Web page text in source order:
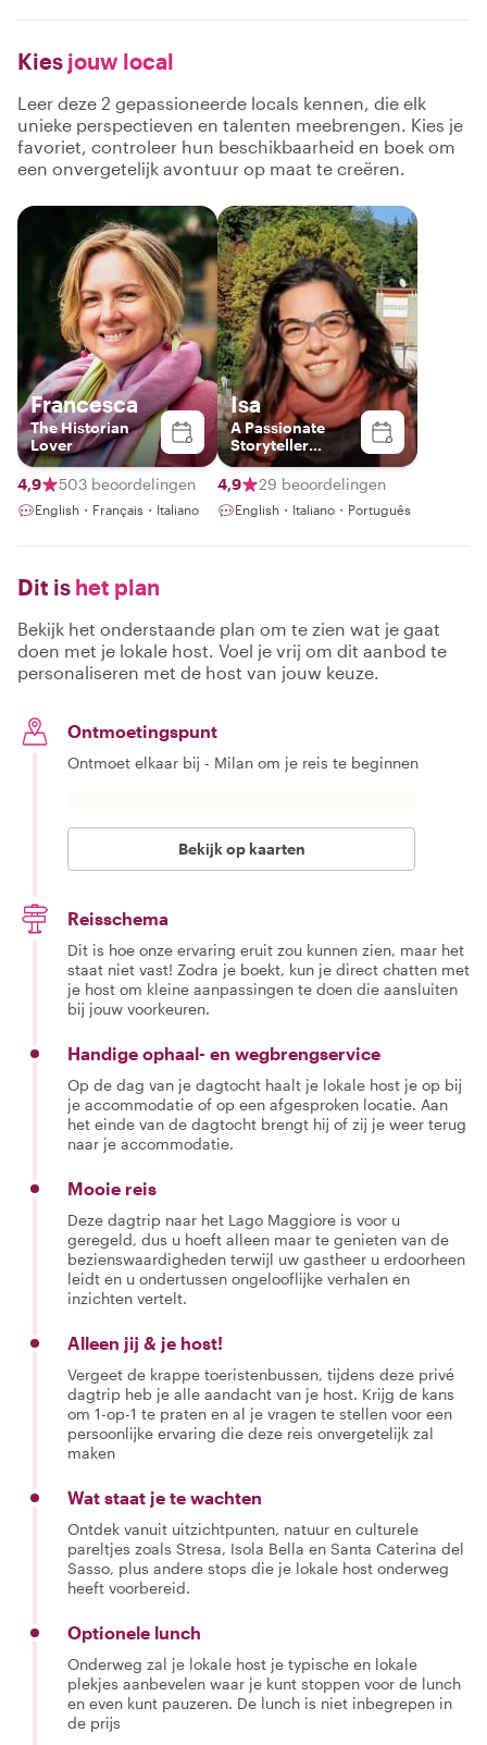
Kies jouw local
Leer deze 2 gepassioneerde locals kennen, die elk
unieke perspectieven en talenten meebrengen. Kies je
favoriet, controleer hun beschikbaarheid en boek om
een onvergetelijk avontuur op maat te creëren.
Francesca
The Historian
Lover
4,9 503 beoordelingen
English・Français・Italiano
Isa
A Passionate
Storyteller
Blending Art,
History, and
Meaningful
Connection
4,9 29 beoordelingen
English・Italiano・Português
Dit is het plan
Bekijk het onderstaande plan om te zien wat je gaat
doen met je lokale host. Voel je vrij om dit aanbod te
personaliseren met de host van jouw keuze.
Ontmoetingspunt
Ontmoet elkaar bij - Milan om je reis te beginnen
Bekijk op kaarten
Reisschema
Dit is hoe onze ervaring eruit zou kunnen zien, maar het
staat niet vast! Zodra je boekt, kun je direct chatten met
je host om kleine aanpassingen te doen die aansluiten
bij jouw voorkeuren.
Handige ophaal- en wegbrengservice
Op de dag van je dagtocht haalt je lokale host je op bij
je accommodatie of op een afgesproken locatie. Aan
het einde van de dagtocht brengt hij of zij je weer terug
naar je accommodatie.
Mooie reis
Deze dagtrip naar het Lago Maggiore is voor u
geregeld, dus u hoeft alleen maar te genieten van de
bezienswaardigheden terwijl uw gastheer u erdoorheen
leidt en u ondertussen ongelooflijke verhalen en
inzichten vertelt.
Alleen jij & je host!
Vergeet de krappe toeristenbussen, tijdens deze privé
dagtrip heb je alle aandacht van je host. Krijg de kans
om 1-op-1 te praten en al je vragen te stellen voor een
persoonlijke ervaring die deze reis onvergetelijk zal
maken
Wat staat je te wachten
Ontdek vanuit uitzichtpunten, natuur en culturele
pareltjes zoals Stresa, Isola Bella en Santa Caterina del
Sasso, plus andere stops die je lokale host onderweg
heeft voorbereid.
Optionele lunch
Onderweg zal je lokale host je typische en lokale
plekjes aanbevelen waar je kunt stoppen voor de lunch
en even kunt pauzeren. De lunch is niet inbegrepen in
de prijs